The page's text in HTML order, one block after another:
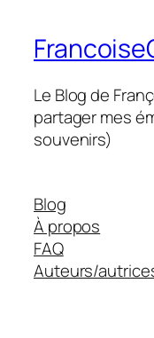
Le Blog de
partager mes
souvenirs)
Blog
À propos
FAQ
Auteurs/